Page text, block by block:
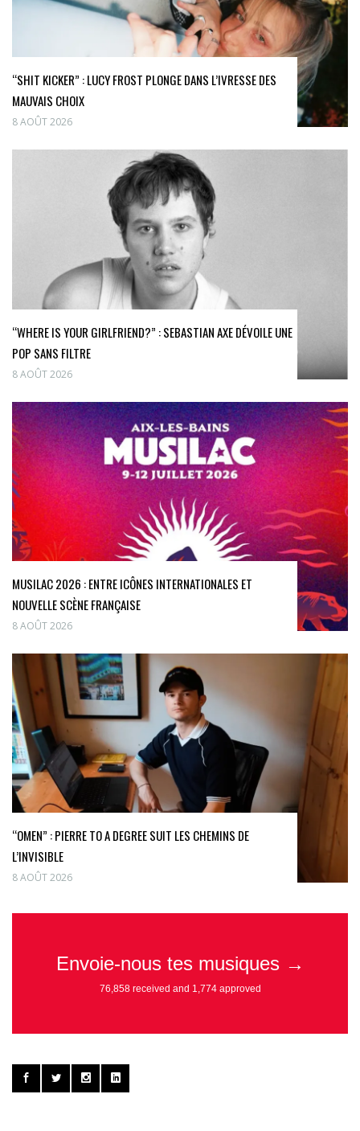
“SHIT KICKER” : LUCY FROST PLONGE DANS L’IVRESSE DES
MAUVAIS CHOIX
8 AOÛT 2026
“WHERE IS YOUR GIRLFRIEND?” : SEBASTIAN AXE DÉVOILE UNE
POP SANS FILTRE
8 AOÛT 2026
MUSILAC 2026 : ENTRE ICÔNES INTERNATIONALES ET
NOUVELLE SCÈNE FRANÇAISE
8 AOÛT 2026
“OMEN” : PIERRE TO A DEGREE SUIT LES CHEMINS DE
L’INVISIBLE
8 AOÛT 2026